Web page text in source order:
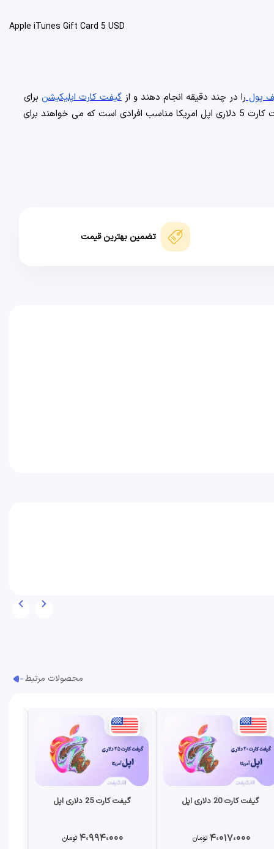
Apple iTunes Gift Card 5 USD
پولرا در چند دقیقه انجام دهند و از گیفت کارت اپلیکیشن برای
با مبلغ استاندارد دارید، این گزینه بسیار مناسب است. گیفت کارت 5 دلاری اپل امریکا مناسب افرادی است که می خواهند برای
تضمین بهترین قیمت
محصولات مرتبط
گیفت کارت 20 دلاری اپل
4،017،000 تومان
گیفت کارت 25 دلاری اپل
4،994،000 تومان